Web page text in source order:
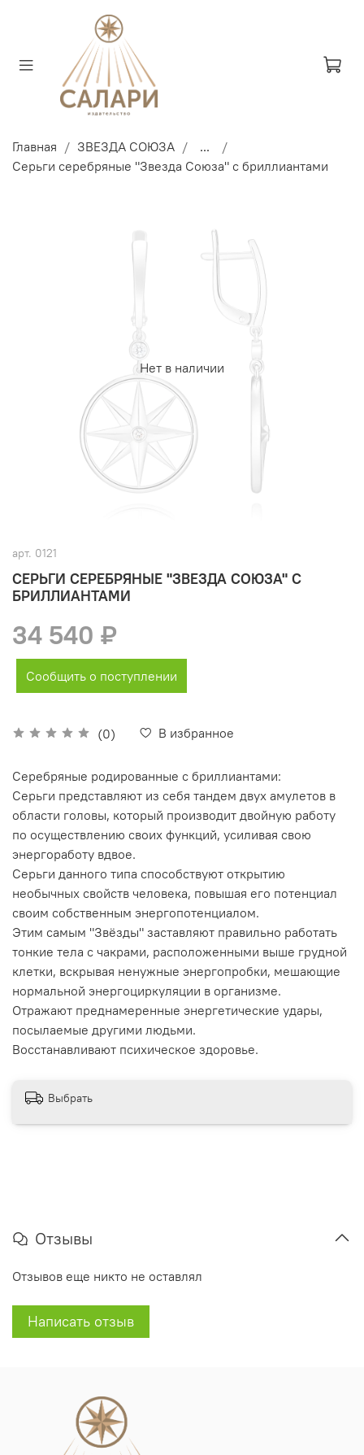
Главная ЗВЕЗДА СОЮЗА
...
Серьги серебряные "Звезда Союза" с бриллиантами
Нет в наличии
арт. 0121
СЕРЬГИ СЕРЕБРЯНЫЕ "ЗВЕЗДА СОЮЗА" С
БРИЛЛИАНТАМИ
(0) В избранное
34 540 ₽
Сообщить о поступлении
Серебряные родированные с бриллиантами:
Серьги представляют из себя тандем двух амулетов в
области головы, который производит двойную работу
по осуществлению своих функций, усиливая свою
энергоработу вдвое.
Серьги данного типа способствуют открытию
необычных свойств человека, повышая его потенциал
своим собственным энергопотенциалом.
Этим самым "Звёзды" заставляют правильно работать
тонкие тела с чакрами, расположенными выше грудной
клетки, вскрывая ненужные энергопробки, мешающие
нормальной энергоциркуляции в организме.
Отражают преднамеренные энергетические удары,
посылаемые другими людьми.
Восстанавливают психическое здоровье.
Выбрать
Отзывы
Отзывов еще никто не оставлял
Написать отзыв